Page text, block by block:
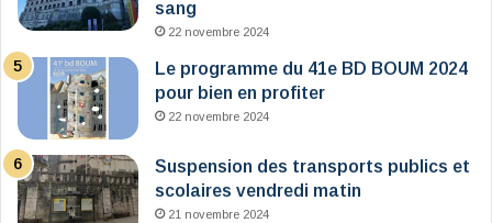
sang
22 novembre 2024
Le programme du 41e BD BOUM 2024
pour bien en profiter
22 novembre 2024
Suspension des transports publics et
scolaires vendredi matin
21 novembre 2024